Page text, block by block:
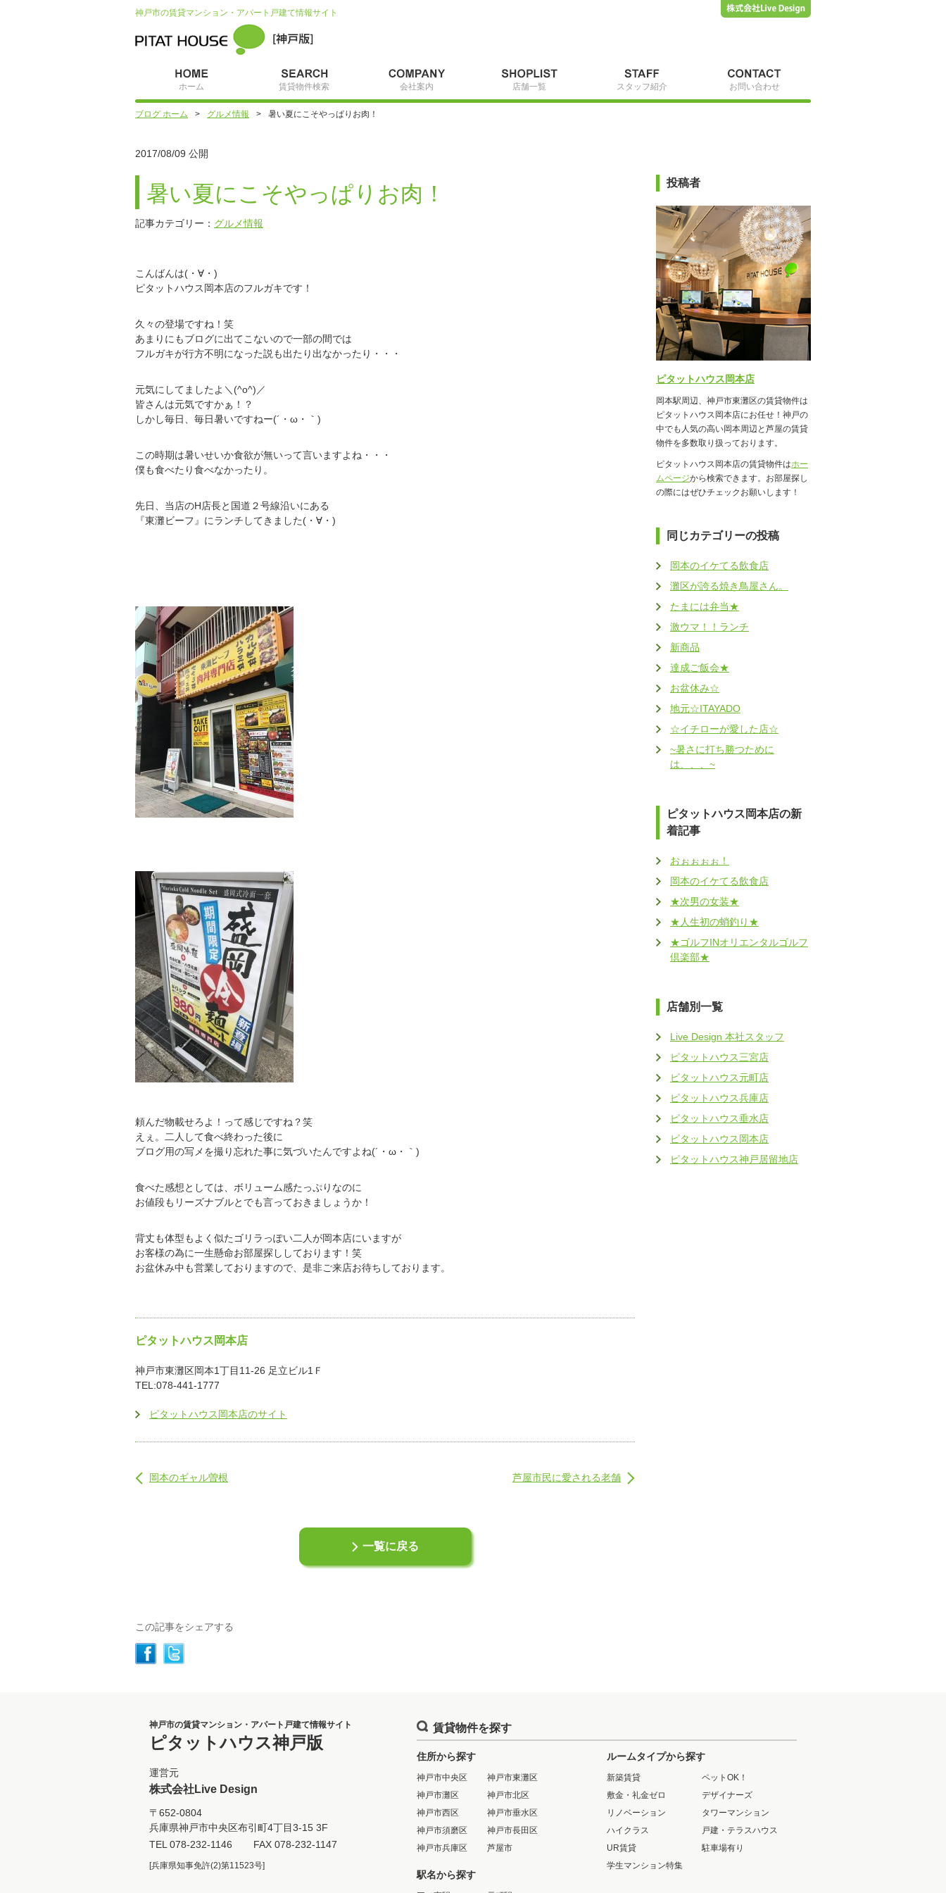
神戸市の賃貸マンション・アパート戸建て情報サイト
ホーム 賃貸物件検索 会社案内 店舗一覧 スタッフ紹介 お問い合わせ
ブログ ホーム グルメ情報 暑い夏にこそやっぱりお肉！
2017/08/09 公開
暑い夏にこそやっぱりお肉！
記事カテゴリー： グルメ情報
こんばんは(・∀・)
ピタットハウス岡本店のフルガキです！
久々の登場ですね！笑
あまりにもブログに出てこないので一部の間では
フルガキが行方不明になった説も出たり出なかったり・・・
元気にしてましたよ＼(^o^)／
皆さんは元気ですかぁ！？
しかし毎日、毎日暑いですねー(´・ω・｀)
この時期は暑いせいか食欲が無いって言いますよね・・・
僕も食べたり食べなかったり。
先日、当店のH店長と国道２号線沿いにある
『東灘ビーフ』にランチしてきました(・∀・)
頼んだ物載せろよ！って感じですね？笑
えぇ。二人して食べ終わった後に
ブログ用の写メを撮り忘れた事に気づいたんですよね(´・ω・｀)
食べた感想としては、ボリューム感たっぷりなのに
お値段もリーズナブルとでも言っておきましょうか！
背丈も体型もよく似たゴリラっぽい二人が岡本店にいますが
お客様の為に一生懸命お部屋探ししております！笑
お盆休み中も営業しておりますので、是非ご来店お待ちしております。
ピタットハウス岡本店
神戸市東灘区岡本1丁目11-26 足立ビル1Ｆ
TEL:078-441-1777
ピタットハウス岡本店のサイト
岡本のギャル曽根 芦屋市民に愛される老舗
一覧に戻る
この記事をシェアする
投稿者
ピタットハウス岡本店
岡本駅周辺、神戸市東灘区の賃貸物件は
ピタットハウス岡本店にお任せ！神戸の
中でも人気の高い岡本周辺と芦屋の賃貸
物件を多数取り扱っております。
ピタットハウス岡本店の賃貸物件はホー
ムページから検索できます。お部屋探し
の際にはぜひチェックお願いします！
同じカテゴリーの投稿
岡本のイケてる飲食店
灘区が誇る焼き鳥屋さん。
たまには弁当★
激ウマ！！ランチ
新商品
達成ご飯会★
お盆休み☆
地元☆ITAYADO
☆イチローが愛した店☆
~暑さに打ち勝つために
は、、、~
ピタットハウス岡本店の新
着記事
おぉぉぉぉ！
岡本のイケてる飲食店
★次男の女装★
★人生初の蛸釣り★
★ゴルフINオリエンタルゴルフ
倶楽部★
店舗別一覧
Live Design 本社スタッフ
ピタットハウス三宮店
ピタットハウス元町店
ピタットハウス兵庫店
ピタットハウス垂水店
ピタットハウス岡本店
ピタットハウス神戸居留地店
神戸市の賃貸マンション・アパート戸建て情報サイト
ピタットハウス神戸版
運営元
株式会社Live Design
〒652-0804
兵庫県神戸市中央区布引町4丁目3-15 3F
TEL 078-232-1146 FAX 078-232-1147
[兵庫県知事免許(2)第11523号]
賃貸物件を探す
住所から探す
神戸市中央区
神戸市東灘区
神戸市灘区
神戸市北区
神戸市西区
神戸市垂水区
神戸市須磨区
神戸市長田区
神戸市兵庫区
芦屋市
駅名から探す
ルームタイプから探す
新築賃貸
ペットOK！
敷金・礼金ゼロ
デザイナーズ
リノベーション
タワーマンション
ハイクラス
戸建・テラスハウス
UR賃貸
駐車場有り
学生マンション特集